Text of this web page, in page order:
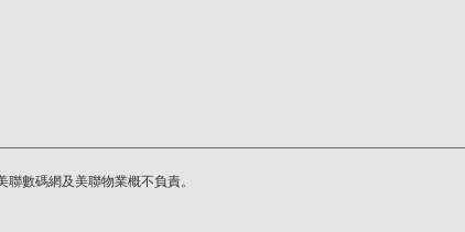
數碼網及美聯物業概不負責。